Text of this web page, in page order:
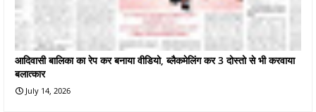
आदिवासी बालिका का रेप कर बनाया वीडियो, ब्लैकमेलिंग कर 3 दोस्तो से भी करवाया
बलात्कार
July 14, 2026